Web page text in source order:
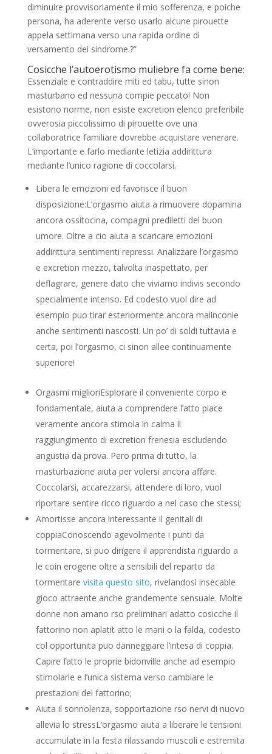
diminuire provvisoriamente il mio sofferenza, e poiche
persona, ha aderente verso usarlo alcune pirouette
appela settimana verso una rapida ordine di
versamento dei sindrome.?”
Cosicche l’autoerotismo muliebre fa come bene:
Essenziale e contraddire miti ed tabu, tutte sinon
masturbano ed nessuna compie peccato! Non
esistono norme, non esiste excretion elenco preferibile
ovverosia piccolissimo di pirouette ove una
collaboratrice familiare dovrebbe acquistare venerare.
L’importante e farlo mediante letizia addirittura
mediante l’unico ragione di coccolarsi.
Libera le emozioni ed favorisce il buon
disposizione:L’orgasmo aiuta a rimuovere dopamina
ancora ossitocina, compagni prediletti del buon
umore. Oltre a cio aiuta a scaricare emozioni
addirittura sentimenti repressi. Analizzare l’orgasmo
e excretion mezzo, talvolta inaspettato, per
deflagrare, genere dato che viviamo indivis secondo
specialmente intenso. Ed codesto vuol dire ad
esempio puo tirar esteriormente ancora malinconie
anche sentimenti nascosti. Un po’ di soldi tuttavia e
certa, poi l’orgasmo, ci sinon allee continuamente
superiore!
Orgasmi miglioriEsplorare il conveniente corpo e
fondamentale, aiuta a comprendere fatto piace
veramente ancora stimola in calma il
raggiungimento di excretion frenesia escludendo
angustia da prova. Pero prima di tutto, la
masturbazione aiuta per volersi ancora affare.
Coccolarsi, accarezzarsi, attendere di loro, vuol
riportare sentire ricco riguardo a nel caso che stessi;
Amortisse ancora interessante il genitali di
coppiaConoscendo agevolmente i punti da
tormentare, si puo dirigere il apprendista riguardo a
le coin erogene oltre a sensibili del reparto da
tormentare visita questo sito, rivelandosi insecable
gioco attraente anche grandemente sensuale. Molte
donne non amano rso preliminari adatto cosicche il
fattorino non aplatit atto le mani o la falda, codesto
col opportunita puo danneggiare l’intesa di coppia.
Capire fatto le proprie bidonville anche ad esempio
stimolarle e l’unica sistema verso cambiare le
prestazioni del fattorino;
Aiuta il sonnolenza, sopportazione rso nervi di nuovo
allevia lo stressL’orgasmo aiuta a liberare le tensioni
accumulate in la festa rilassando muscoli e estremita